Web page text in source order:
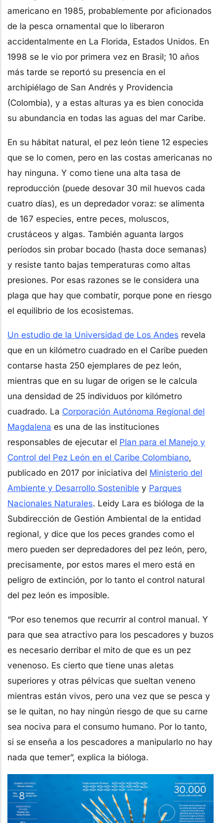
americano en 1985, probablemente por aficionados
de la pesca ornamental que lo liberaron
accidentalmente en La Florida, Estados Unidos. En
1998 se le vio por primera vez en Brasil; 10 años
más tarde se reportó su presencia en el
archipiélago de San Andrés y Providencia
(Colombia), y a estas alturas ya es bien conocida
su abundancia en todas las aguas del mar Caribe.
En su hábitat natural, el pez león tiene 12 especies
que se lo comen, pero en las costas americanas no
hay ninguna. Y como tiene una alta tasa de
reproducción (puede desovar 30 mil huevos cada
cuatro días), es un depredador voraz: se alimenta
de 167 especies, entre peces, moluscos,
crustáceos y algas. También aguanta largos
períodos sin probar bocado (hasta doce semanas)
y resiste tanto bajas temperaturas como altas
presiones. Por esas razones se le considera una
plaga que hay que combatir, porque pone en riesgo
el equilibrio de los ecosistemas.
Un estudio de la Universidad de Los Andes revela
que en un kilómetro cuadrado en el Caribe pueden
contarse hasta 250 ejemplares de pez león,
mientras que en su lugar de origen se le calcula
una densidad de 25 individuos por kilómetro
cuadrado. La Corporación Autónoma Regional del
Magdalena es una de las instituciones
responsables de ejecutar el Plan para el Manejo y
Control del Pez León en el Caribe Colombiano,
publicado en 2017 por iniciativa del Ministerio del
Ambiente y Desarrollo Sostenible y Parques
Nacionales Naturales. Leidy Lara es bióloga de la
Subdirección de Gestión Ambiental de la entidad
regional, y dice que los peces grandes como el
mero pueden ser depredadores del pez león, pero,
precisamente, por estos mares el mero está en
peligro de extinción, por lo tanto el control natural
del pez león es imposible.
“Por eso tenemos que recurrir al control manual. Y
para que sea atractivo para los pescadores y buzos
es necesario derribar el mito de que es un pez
venenoso. Es cierto que tiene unas aletas
superiores y otras pélvicas que sueltan veneno
mientras están vivos, pero una vez que se pesca y
se le quitan, no hay ningún riesgo de que su carne
sea nociva para el consumo humano. Por lo tanto,
si se enseña a los pescadores a manipularlo no hay
nada que temer”, explica la bióloga.